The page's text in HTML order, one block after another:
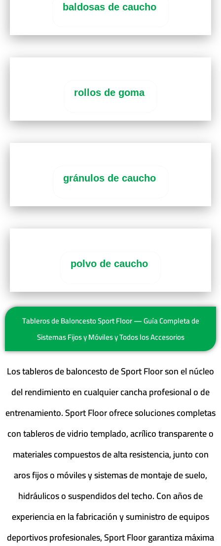
baldosas de caucho
rollos de goma
gránulos de caucho
polvo de caucho
Tableros de Baloncesto Sport Floor — Guía Completa de
Sistemas Fijos y Móviles y Todos los Accesorios
Los tableros de baloncesto de Sport Floor son el núcleo
del rendimiento en cualquier cancha profesional o de
entrenamiento. Sport Floor ofrece soluciones completas
con tableros de vidrio templado, acrílico transparente o
materiales compuestos de alta resistencia, junto con
aros fijos o móviles y sistemas de montaje de suelo,
hidráulicos o suspendidos del techo. Con años de
experiencia en la fabricación y suministro de equipos
deportivos profesionales, Sport Floor garantiza máxima